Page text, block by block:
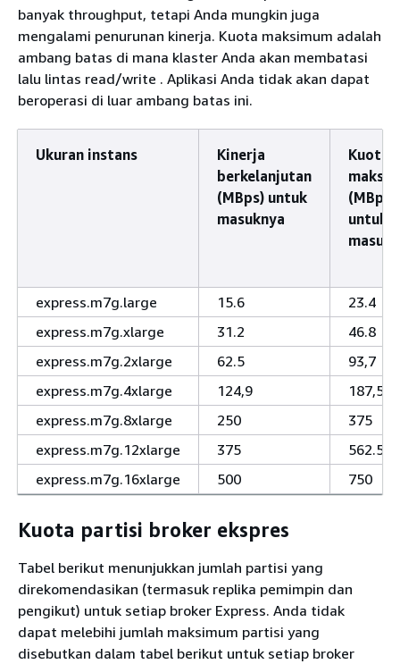
banyak throughput, tetapi Anda mungkin juga
mengalami penurunan kinerja. Kuota maksimum adalah
ambang batas di mana klaster Anda akan membatasi
lalu lintas read/write . Aplikasi Anda tidak akan dapat
beroperasi di luar ambang batas ini.
Ukuran instans
Kinerja
berkelanjutan
(MBps) untuk
masuknya
Kuota
(MBps)
untuk
express.m7g.large 15.6
23.4
express.m7g.xlarge
31.2
46.8
express.m7g.2xlarge
62.5
93,7
express.m7g.4xlarge
124,9
187,5
express.m7g.8xlarge
250
375
express.m7g.12xlarge
375
562.5
express.m7g.16xlarge
500 750
Kuota partisi broker ekspres
Tabel berikut menunjukkan jumlah partisi yang
direkomendasikan (termasuk replika pemimpin dan
pengikut) untuk setiap broker Express. Anda tidak
dapat melebihi jumlah maksimum partisi yang
disebutkan dalam tabel berikut untuk setiap broker